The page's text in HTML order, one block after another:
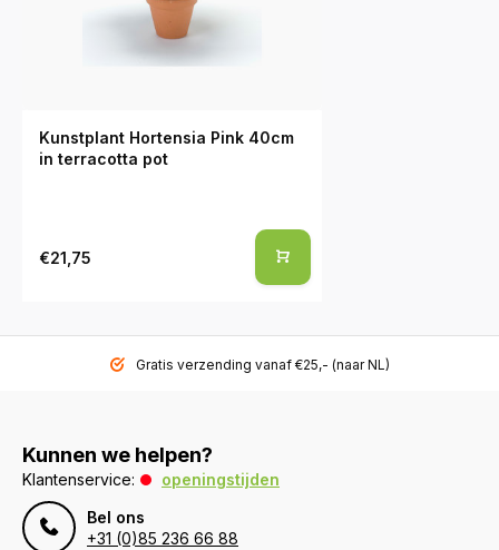
Kunstplant Hortensia Pink 40cm
in terracotta pot
€21,75
Gratis verzending vanaf €25,- (naar NL)
Kunnen we helpen?
Klantenservice:
openingstijden
Bel ons
+31 (0)85 236 66 88